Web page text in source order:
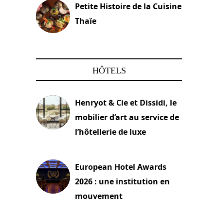
Petite Histoire de la Cuisine
Thaïe
HÔTELS
Henryot & Cie et Dissidi, le
mobilier d’art au service de
l’hôtellerie de luxe
European Hotel Awards
2026 : une institution en
mouvement